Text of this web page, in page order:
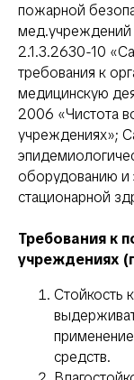
пожарной
мед.учреждений
2.1.3.2630-10
требования к
медицинскую
2006 «Чистота
учреждениях»;
оборудованию и
стационарной
Требования к
учреждениях
Стойкость
средств.